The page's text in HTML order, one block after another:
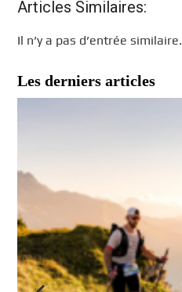
Articles Similaires:
Il n’y a pas d’entrée similaire.
Les derniers articles